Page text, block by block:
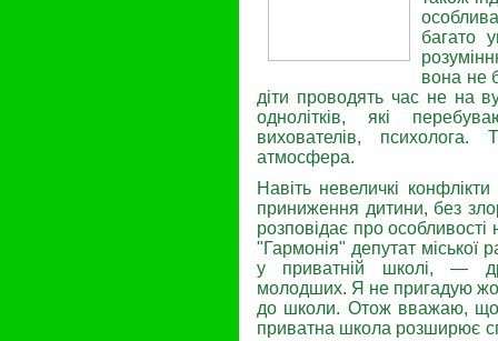
багато
вона не
діти проводять час не на
однолітків, які
вихователів,
атмосфера.
Навіть невеличкі
приниження дитини, без
розповідає про
"Гармонія" депутат міської
у приватній шко­лі, —
молодших. Я не пригадую
до школи. Отож вважаю, що
приватна школа розширює